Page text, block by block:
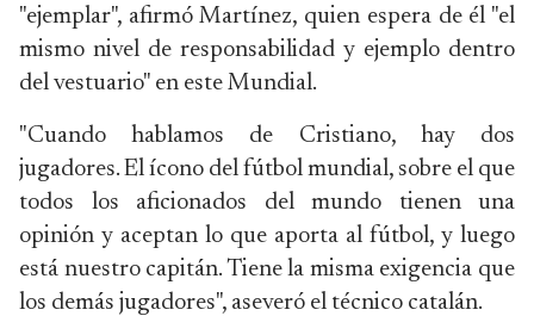
"ejemplar", afirmó Martínez, quien espera de él "el
mismo nivel de responsabilidad y ejemplo dentro
del vestuario" en este Mundial.
"Cuando hablamos de Cristiano, hay dos
jugadores. El ícono del fútbol mundial, sobre el que
todos los aficionados del mundo tienen una
opinión y aceptan lo que aporta al fútbol, y luego
está nuestro capitán. Tiene la misma exigencia que
los demás jugadores", aseveró el técnico catalán.